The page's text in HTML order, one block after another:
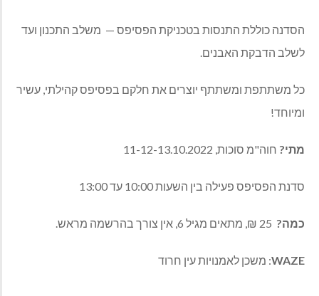
הסדנה כוללת התנסות בטכניקת הפסיפס — משלב התכנון ועד
לשלב הדבקת האבנים.
כל משתתפת ומשתתף יוצרים את חלקם בפסיפס קהילתי, עשיר
ומיוחד!
מתי?חוה"מ סוכות, 11-12-13.10.2022
סדנת הפסיפס פעילה בין השעות 10:00 עד 13:00
כמה?25 ₪, מתאים מגיל 6, אין צורך בהרשמה מראש.
WAZE: משכן לאמנויות עין חרוד